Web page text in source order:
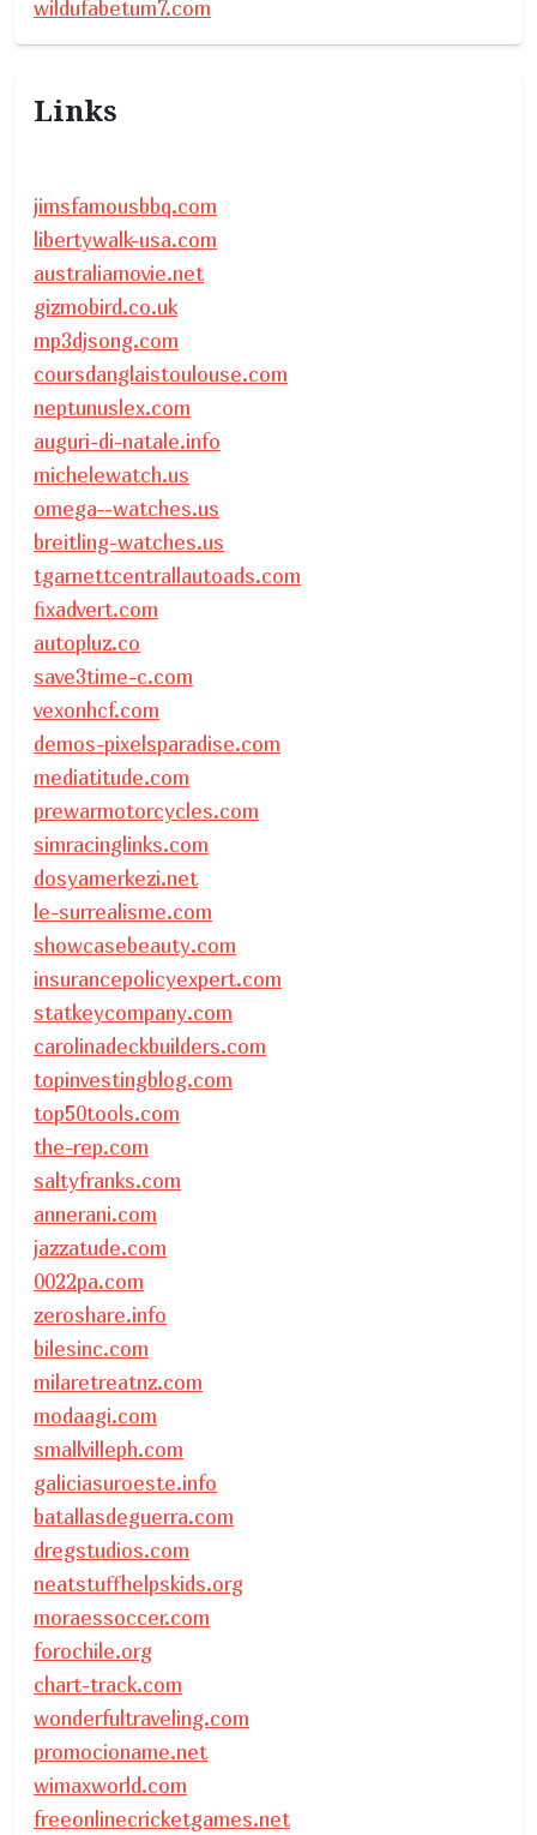
wildufabetum7.com
Links
jimsfamousbbq.com
libertywalk-usa.com
australiamovie.net
gizmobird.co.uk
mp3djsong.com
coursdanglaistoulouse.com
neptunuslex.com
auguri-di-natale.info
michelewatch.us
omega--watches.us
breitling-watches.us
tgarnettcentrallautoads.com
fixadvert.com
autopluz.co
save3time-c.com
vexonhcf.com
demos-pixelsparadise.com
mediatitude.com
prewarmotorcycles.com
simracinglinks.com
dosyamerkezi.net
le-surrealisme.com
showcasebeauty.com
insurancepolicyexpert.com
statkeycompany.com
carolinadeckbuilders.com
topinvestingblog.com
top50tools.com
the-rep.com
saltyfranks.com
annerani.com
jazzatude.com
0022pa.com
zeroshare.info
bilesinc.com
milaretreatnz.com
modaagi.com
smallvilleph.com
galiciasuroeste.info
batallasdeguerra.com
dregstudios.com
neatstuffhelpskids.org
moraessoccer.com
forochile.org
chart-track.com
wonderfultraveling.com
promocioname.net
wimaxworld.com
freeonlinecricketgames.net